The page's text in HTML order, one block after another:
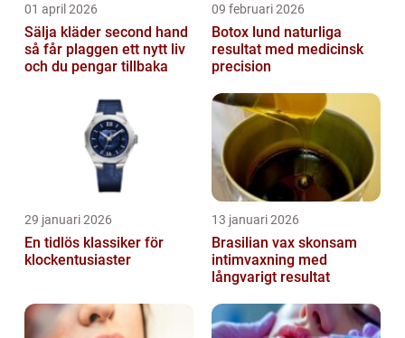
01 april 2026
Sälja kläder second hand
så får plaggen ett nytt liv
och du pengar tillbaka
09 februari 2026
Botox lund naturliga
resultat med medicinsk
precision
29 januari 2026
En tidlös klassiker för
klockentusiaster
13 januari 2026
Brasilian vax skonsam
intimvaxning med
långvarigt resultat